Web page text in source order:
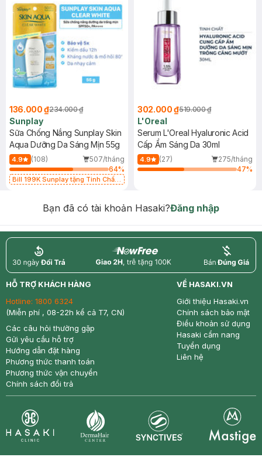
136.000 ₫234.000 ₫
Sunplay
Sữa Chống Nắng Sunplay Skin
Aqua Dưỡng Da Sáng Mịn 55g
4.9 (108)
507/tháng
64%
Bill 199K Sunplay tặng Tinh Chất
302.000 ₫519.000 ₫
L'Oreal
Serum L'Oreal Hyaluronic Acid
Cấp Ẩm Sáng Da 30ml
4.9 (27)
275/tháng
47%
Bạn đã có tài khoản Hasaki?Đăng nhập
return nowfree price
HỖ TRỢ KHÁCH HÀNG
Hotline: 1800 6324
(Miễn phí , 08-22h kể cả T7, CN)
Các câu hỏi thường gặp
Gửi yêu cầu hỗ trợ
Hướng dẫn đặt hàng
Phương thức thanh toán
Phương thức vận chuyển
Chính sách đổi trả
VỀ HASAKI.VN
Giới thiệu Hasaki.vn
Chính sách bảo mật
Điều khoản sử dụng
Hasaki cẩm nang
Tuyển dụng
Liên hệ